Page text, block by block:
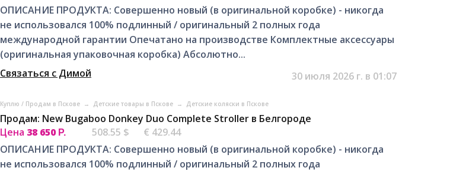
ОПИСАНИЕ ПРОДУКТА: Совершенно новый (в оригинальной коробке) - никогда
не использовался 100% подлинный / оригинальный 2 полных года
международной гарантии Опечатано на производстве Комплектные аксессуары
(оригинальная упаковочная коробка) Абсолютно...
Связаться с Димой
30 июля 2026 г. в 01:07
Куплю / Продам в Пскове → Детские товары в Пскове → Детские коляски в Пскове
Продам: New Bugaboo Donkey Duo Complete Stroller в Белгороде
Цена 38 650 Р. 508.55 $
€ 429.44
ОПИСАНИЕ ПРОДУКТА: Совершенно новый (в оригинальной коробке) - никогда
не использовался 100% подлинный / оригинальный 2 полных года